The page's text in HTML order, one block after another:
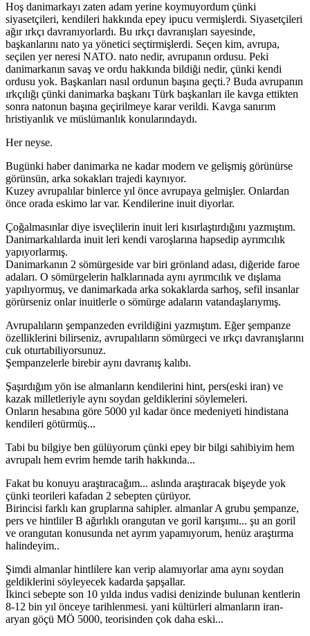
Hoş danimarkayı zaten adam yerine koymuyordum çünki
siyasetçileri, kendileri hakkında epey ipucu vermişlerdi. Siyasetçileri
ağır ırkçı davranıyorlardı. Bu ırkçı davranışları sayesinde,
başkanlarını nato ya yönetici seçtirmişlerdi. Seçen kim, avrupa,
seçilen yer neresi NATO. nato nedir, avrupanın ordusu. Peki
danimarkanın savaş ve ordu hakkında bildiği nedir, çünki kendi
ordusu yok. Başkanları nasıl ordunun başına geçti.? Buda avrupanın
ırkçılığı çünki danimarka başkanı Türk başkanları ile kavga ettikten
sonra natonun başına geçirilmeye karar verildi. Kavga sanırım
hristiyanlık ve müslümanlık konularındaydı.
Her neyse.
Bugünki haber danimarka ne kadar modern ve gelişmiş görünürse
görünsün, arka sokakları trajedi kaynıyor.
Kuzey avrupalılar binlerce yıl önce avrupaya gelmişler. Onlardan
önce orada eskimo lar var. Kendilerine inuit diyorlar.
Çoğalmasınlar diye isveçlilerin inuit leri kısırlaştırdığını yazmıştım.
Danimarkalılarda inuit leri kendi varoşlarına hapsedip ayrımcılık
yapıyorlarmış.
Danimarkanın 2 sömürgeside var biri grönland adası, diğeride faroe
adaları. O sömürgelerin halklarınada aynı ayrımcılık ve dışlama
yapılıyormuş, ve danimarkada arka sokaklarda sarhoş, sefil insanlar
görürseniz onlar inuitlerle o sömürge adaların vatandaşlarıymış.
Avrupalıların şempanzeden evrildiğini yazmıştım. Eğer şempanze
özelliklerini bilirseniz, avrupalıların sömürgeci ve ırkçı davranışlarını
cuk oturtabiliyorsunuz.
Şempanzelerle birebir aynı davranış kalıbı.
Şaşırdığım yön ise almanların kendilerini hint, pers(eski iran) ve
kazak milletleriyle aynı soydan geldiklerini söylemeleri.
Onların hesabına göre 5000 yıl kadar önce medeniyeti hindistana
kendileri götürmüş...
Tabi bu bilgiye ben gülüyorum çünki epey bir bilgi sahibiyim hem
avrupalı hem evrim hemde tarih hakkında...
Fakat bu konuyu araştıracağım... aslında araştıracak bişeyde yok
çünki teorileri kafadan 2 sebepten çürüyor.
Birincisi farklı kan gruplarına sahipler. almanlar A grubu şempanze,
pers ve hintliler B ağırlıklı orangutan ve goril karışımı... şu an goril
ve orangutan konusunda net ayrım yapamıyorum, henüz araştırma
halindeyim..
Şimdi almanlar hintlilere kan verip alamıyorlar ama aynı soydan
geldiklerini söyleyecek kadarda şapşallar.
İkinci sebepte son 10 yılda indus vadisi denizinde bulunan kentlerin
8-12 bin yıl önceye tarihlenmesi. yani kültürleri almanların iran-
aryan göçü MÖ 5000, teorisinden çok daha eski...